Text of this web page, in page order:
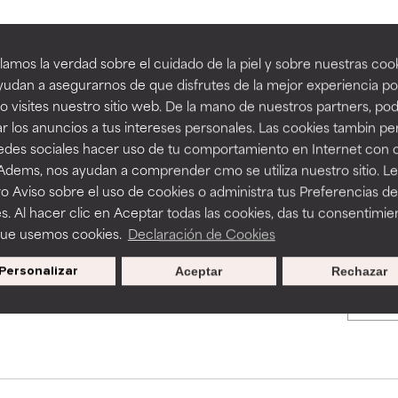
la verdad sobre el cuidado de la piel y sobre nuestras
a asegurarnos de que disfrutes de la mejor experiencia
visites nuestro sitio web. De la mano de nuestros partners,
los anuncios a tus intereses personales. Las cookies tambin
sociales hacer uso de tu comportamiento en Internet con
nos ayudan a comprender cmo se utiliza nuestro sitio.
Aviso sobre el uso de cookies o administra tus Preferencias de
Al hacer clic en Aceptar todas las cookies, das tu
usemos cookies. Declaración de Cookies
Personalizar Rechazar
Aceptar
BACK TO SEARCH
to assess ingredients in this dictionary. Regulations
tan beneficiosos como los de la categoría excelente, suelen ser
la estabilidad o la absorción de una fórmula.
ciertas limitaciones en cuanto a su apariencia, estabilidad o
básicos o que no cuentan con suficiente respaldo científico.
algunos beneficios se recomienda evitarlo por su
provocar efectos adversos como irritación, inflamación o
tan beneficiosos como los de la categoría excelente, suelen ser
la estabilidad o la absorción de una fórmula.
ciertas limitaciones en cuanto a su apariencia, estabilidad o
básicos o que no cuentan con suficiente respaldo científico.
algunos beneficios se recomienda evitarlo por su
provocar efectos adversos como irritación, inflamación o
Promociones exclusivas al